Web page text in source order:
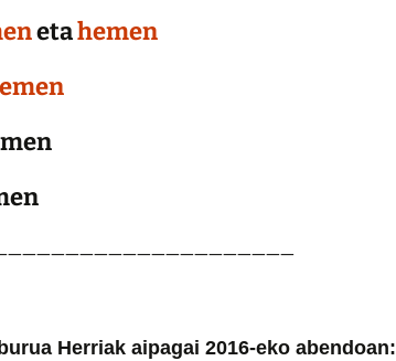
etahemen
Herriak aipagai 2016-eko abendoan: